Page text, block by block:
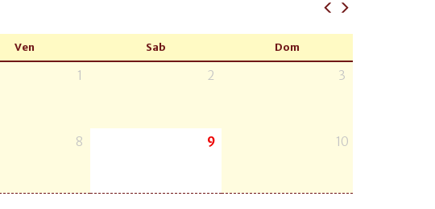
Ven Sab Dom
1 2 3
8 9 10